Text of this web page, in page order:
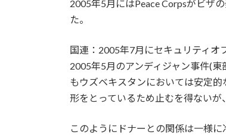
2005年5月にはPeace Corpsがビザ
た。
国連：2005年7月にセキュリティ
2005年5月のアンディジャン事件(
もウズベキスタンにおいては安定
形をとっているため止むを得ないが
このようにドナーとの関係は一様